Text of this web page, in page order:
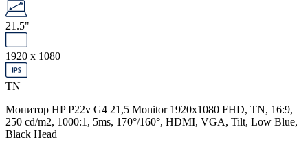
21.5"
1920 x 1080
TN
Монитор HP P22v G4 21,5 Monitor 1920x1080 FHD, TN, 16:9,
250 cd/m2, 1000:1, 5ms, 170°/160°, HDMI, VGA, Tilt, Low Blue,
Black Head